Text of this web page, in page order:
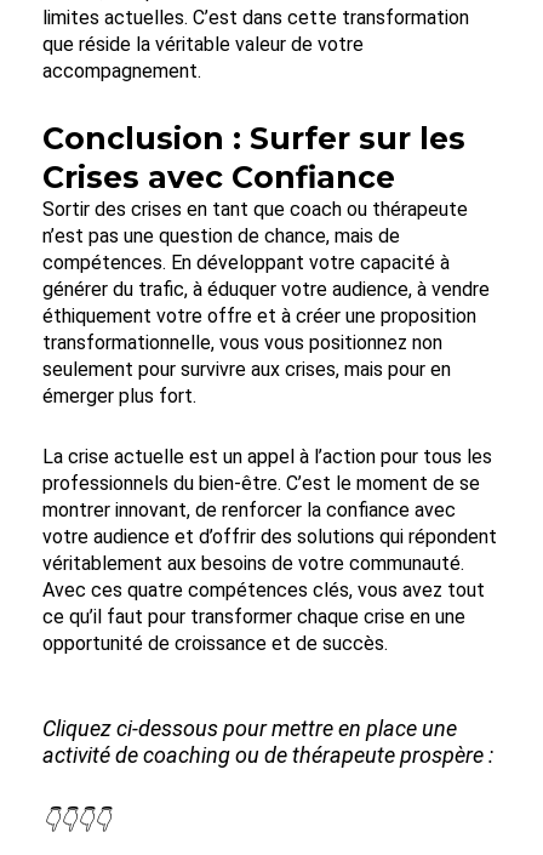
limites actuelles. C’est dans cette transformation
que réside la véritable valeur de votre
accompagnement.
Conclusion : Surfer sur les
Crises avec Confiance
Sortir des crises en tant que coach ou thérapeute
n’est pas une question de chance, mais de
compétences. En développant votre capacité à
générer du trafic, à éduquer votre audience, à vendre
éthiquement votre offre et à créer une proposition
transformationnelle, vous vous positionnez non
seulement pour survivre aux crises, mais pour en
émerger plus fort.
La crise actuelle est un appel à l’action pour tous les
professionnels du bien-être. C’est le moment de se
montrer innovant, de renforcer la confiance avec
votre audience et d’offrir des solutions qui répondent
véritablement aux besoins de votre communauté.
Avec ces quatre compétences clés, vous avez tout
ce qu’il faut pour transformer chaque crise en une
opportunité de croissance et de succès.
Cliquez ci-dessous pour mettre en place une
activité de coaching ou de thérapeute prospère :
👇👇👇👇